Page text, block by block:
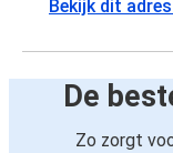
Bekijk dit
De
Zo zorgt